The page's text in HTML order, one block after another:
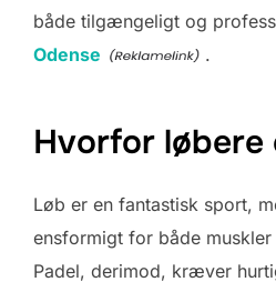
både tilgængeligt og
Odense
.
Hvorfor løbere
Løb er en fantastisk sport,
ensformigt for både
Padel, derimod, kræver